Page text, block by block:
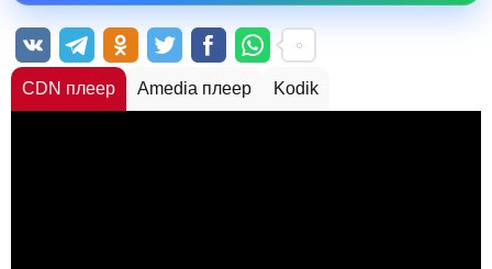
CDN плеер Amedia плеер Kodik